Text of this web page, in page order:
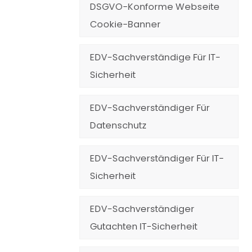
DSGVO-Konforme Webseite
Cookie-Banner
EDV-Sachverständige Für IT-
Sicherheit
EDV-Sachverständiger Für
Datenschutz
EDV-Sachverständiger Für IT-
Sicherheit
EDV-Sachverständiger
Gutachten IT-Sicherheit